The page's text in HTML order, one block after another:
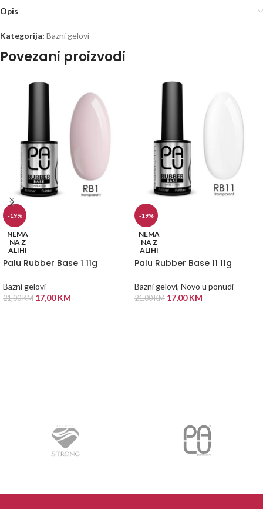
Opis
Kategorija: Bazni gelovi
Povezani proizvodi
-19%
NEMA
NA Z
ALIHI
Palu Rubber Base 1 11g
Bazni gelovi
21,00KM 17,00KM
-19%
NEMA
NA Z
ALIHI
Palu Rubber Base 11 11g
Bazni gelovi, Novo u ponudi
21,00KM 17,00KM